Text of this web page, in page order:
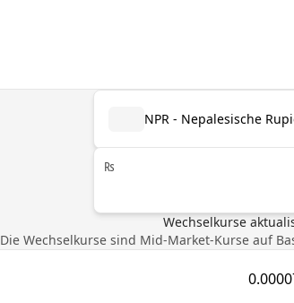
NPR - Nepalesische
₨
Wechselkurse
Die Wechselkurse sind Mid-Market-Kurse auf